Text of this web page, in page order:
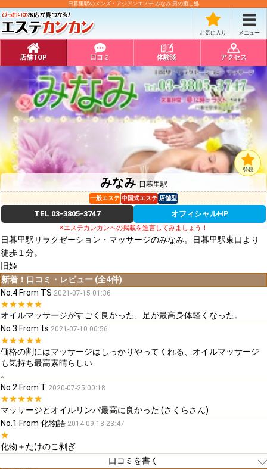
日暮里駅のメンズ・アジアンエステ みなみ 男の癒し処
お気に入り メニュー
店舗TOP 口コミ 体験談 アクセス
みなみ日暮里駅
登録
一般エステ 中国式エステ 店舗型
TEL 03-3805-3747 オフィシャルHP
※エステカンカンへの掲載を進言してみましょう！
日暮里駅リラクゼーション・マッサージのみなみ。日暮里駅東口より
徒歩１分。
旧姫
新着！口コミ・レビュー (全4件)
No.4 From TS 2021-07-15 01:36
★★★★★
オイルマッサージがすごく良かった、足が最高身体軽くなった。
No.3 From ts 2021-07-10 00:56
★★★★★
価格の割にはマッサージはしっかりやってくれる、オイルマッサージ
も気持ち最高素晴らしい
。
No.2 From T 2020-07-25 00:18
★★★★★
マッサージとオイルリンパ最高に良かった (さくらさん)
No.1 From 化物語 2014-09-18 23:47
★
化物＋たけのこ剥ぎ
口コミを書く